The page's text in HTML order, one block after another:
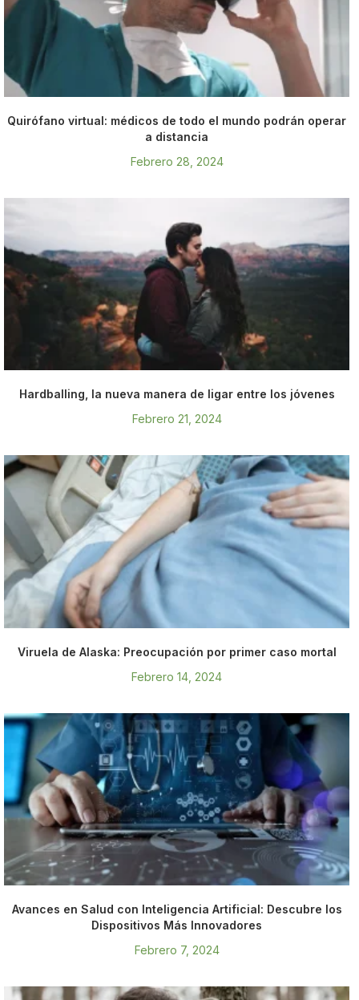
Quirófano virtual: médicos de todo el mundo podrán operar
a distancia
Febrero 28, 2024
Hardballing, la nueva manera de ligar entre los jóvenes
Febrero 21, 2024
Viruela de Alaska: Preocupación por primer caso mortal
Febrero 14, 2024
Avances en Salud con Inteligencia Artificial: Descubre los
Dispositivos Más Innovadores
Febrero 7, 2024